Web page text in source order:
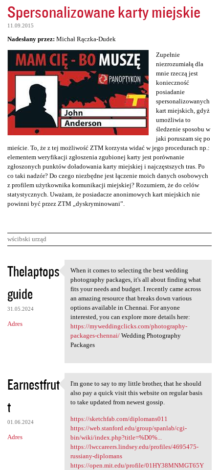
Spersonalizowane karty miejskie
11.09.2015
Nadesłany przez: Michał Rączka-Dudek
Zupełnie
niezrozumiałą dla
mnie rzeczą jest
konieczność
posiadanie
spersonalizowanych
kart miejskich, gdyż
umożliwia to
śledzenie sposobu w
jaki poruszam się po
mieście. To, że z tej możliwość ZTM korzysta widać w jego procedurach np.:
elementem weryfikacji zgłoszenia zgubionej karty jest porównanie
zgłoszonych punktów doładowania karty miejskiej i najczęstszych tras. Po
co taki nadzór? Do czego niezbędne jest łączenie moich danych osobowych
z profilem użytkownika komunikacji miejskiej? Rozumiem, że do celów
statystycznych. Uważam, że posiadacze anonimowych kart miejskich nie
powinni być przez ZTM „dyskryminowani”.
wścibski urząd
K
o
m
e
n
z
e
Thelaptops
guide
31.05.2024
Adres
When it comes to selecting
When it comes to selecting the best wedding
photography packages, it's all about finding what
fits your needs and budget. I recently came across
an amazing resource that breaks down various
options available in Chennai. For anyone
interested, you can explore more details here:
https://myweddingclicks.com/photography-
packages-chennai/Wedding Photography
Packages
Earnestfrut
t
01.06.2024
Adres
I'm gone to say to my little
I'm gone to say to my little brother, that he should
also pay a quick visit this website on regular basis
to take updated from newest gossip.
https://sketchfab.com/diplomans011
https://web.stanford.edu/group/spanlab/cgi-
bin/wiki/index.php?title=%D0%...
https://lwccareers.lindsey.edu/profiles/4695475-
russiany-diplomans
https://open.mit.edu/profile/01HY38MNMGT65Y